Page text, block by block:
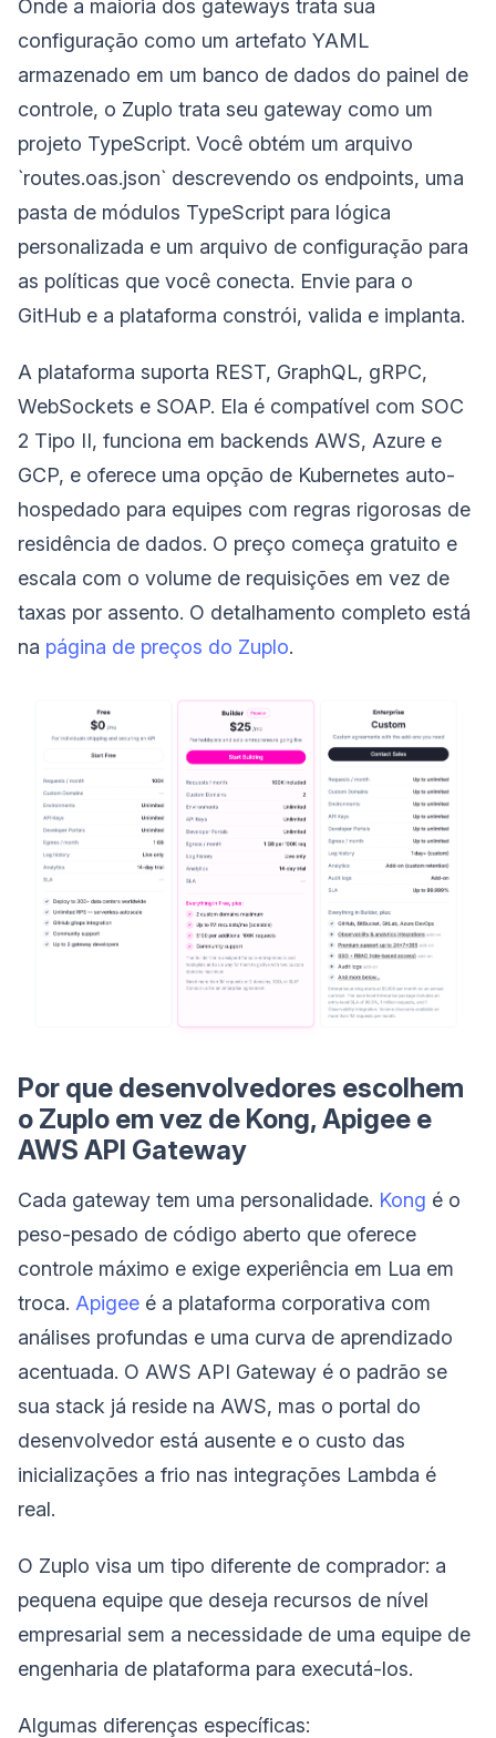
Onde a maioria dos gateways trata sua
configuração como um artefato YAML
armazenado em um banco de dados do painel de
controle, o Zuplo trata seu gateway como um
projeto TypeScript. Você obtém um arquivo
`routes.oas.json` descrevendo os endpoints, uma
pasta de módulos TypeScript para lógica
personalizada e um arquivo de configuração para
as políticas que você conecta. Envie para o
GitHub e a plataforma constrói, valida e implanta.
A plataforma suporta REST, GraphQL, gRPC,
WebSockets e SOAP. Ela é compatível com SOC
2 Tipo II, funciona em backends AWS, Azure e
GCP, e oferece uma opção de Kubernetes auto-
hospedado para equipes com regras rigorosas de
residência de dados. O preço começa gratuito e
escala com o volume de requisições em vez de
taxas por assento. O detalhamento completo está
na página de preços do Zuplo.
Por que desenvolvedores escolhem
o Zuplo em vez de Kong, Apigee e
AWS API Gateway
Cada gateway tem uma personalidade. Kong é o
peso-pesado de código aberto que oferece
controle máximo e exige experiência em Lua em
troca. Apigee é a plataforma corporativa com
análises profundas e uma curva de aprendizado
acentuada. O AWS API Gateway é o padrão se
sua stack já reside na AWS, mas o portal do
desenvolvedor está ausente e o custo das
inicializações a frio nas integrações Lambda é
real.
O Zuplo visa um tipo diferente de comprador: a
pequena equipe que deseja recursos de nível
empresarial sem a necessidade de uma equipe de
engenharia de plataforma para executá-los.
Algumas diferenças específicas: